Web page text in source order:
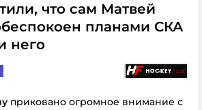
что сам Матвей
планами СКА
него
приковано огромное внимание с